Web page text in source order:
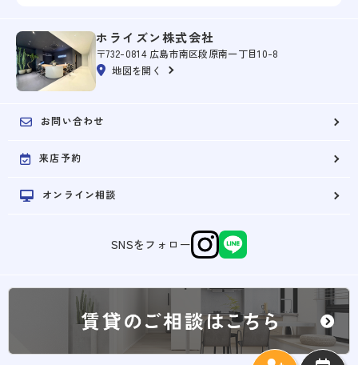
ホライズン株式会社
〒732-0814 広島市南区段原南一丁目10-8
地図を開く
お問い合わせ
来店予約
オンライン相談
SNSをフォロー